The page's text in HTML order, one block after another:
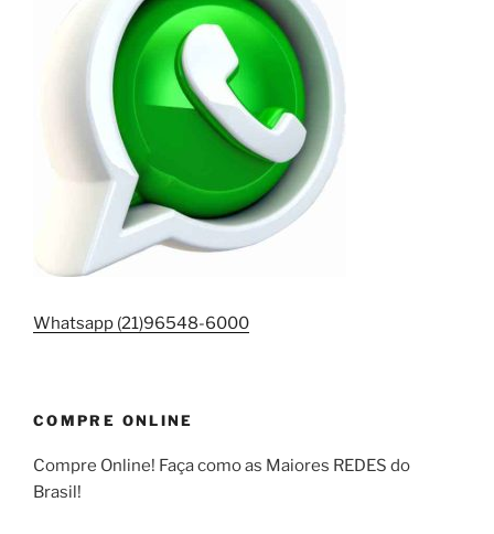
Whatsapp (21)96548-6000
COMPRE ONLINE
Compre Online! Faça como as Maiores REDES do
Brasil!